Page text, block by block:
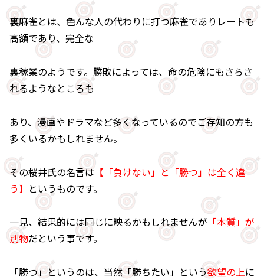
裏麻雀とは、色んな人の代わりに打つ麻雀でありレートも
高額であり、完全な
裏稼業のようです。勝敗によっては、命の危険にもさらさ
れるようなところも
あり、漫画やドラマなど多くなっているのでご存知の方も
多くいるかもしれません。
その桜井氏の名言は 【「負けない」と「勝つ」は全く違
う】 というものです。
一見、結果的には同じに映るかもしれませんが 「本質」が
別物だという事です。
「勝つ」というのは、当然「勝ちたい」という欲望の上に